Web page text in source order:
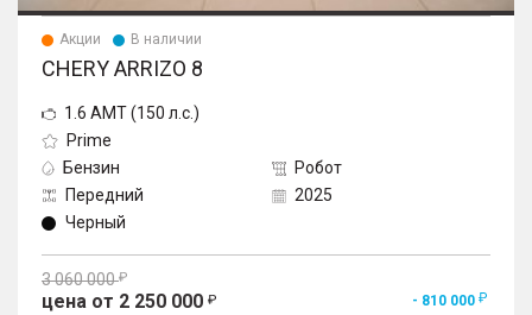
Акции В наличии
CHERY ARRIZO 8
1.6 AMT (150 л.с.)
Prime
Бензин
Робот
Передний
2025
Черный
3 060 000
цена от 2 250 000
- 810 000